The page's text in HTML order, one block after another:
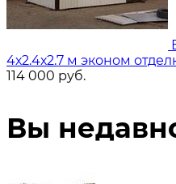
4х2.4х2.7 м эконом
114 000 руб.
Вы